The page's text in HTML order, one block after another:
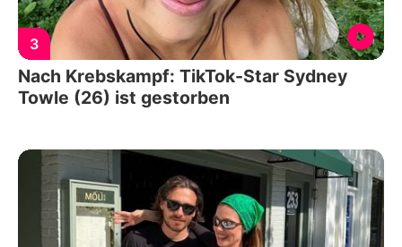
3
Nach Krebskampf: TikTok-Star Sydney
Towle (26) ist gestorben